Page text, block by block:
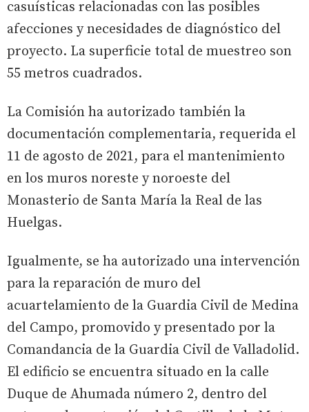
casuísticas relacionadas con las posibles
afecciones y necesidades de diagnóstico del
proyecto. La superficie total de muestreo son
55 metros cuadrados.
La Comisión ha autorizado también la
documentación complementaria, requerida el
11 de agosto de 2021, para el mantenimiento
en los muros noreste y noroeste del
Monasterio de Santa María la Real de las
Huelgas.
Igualmente, se ha autorizado una intervención
para la reparación de muro del
acuartelamiento de la Guardia Civil de Medina
del Campo, promovido y presentado por la
Comandancia de la Guardia Civil de Valladolid.
El edificio se encuentra situado en la calle
Duque de Ahumada número 2, dentro del